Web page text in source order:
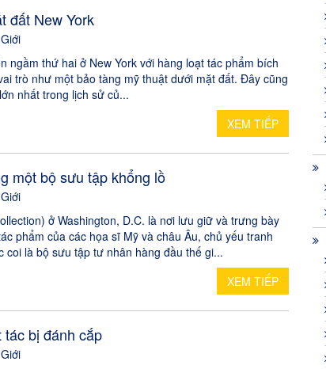
đất New York
ngầm thứ hai ở New York với hàng loạt tác phẩm bích
trò như một bảo tàng mỹ thuật dưới mặt đất. Đây cũng
nhất trong lịch sử củ...
XEM TIẾP
một bộ sưu tập khổng lồ
ở Washington, D.C. là nơi lưu giữ và trưng bày
phẩm của các họa sĩ Mỹ và châu Âu, chủ yếu tranh
là bộ sưu tập tư nhân hàng đầu thế gi...
XEM TIẾP
bị đánh cắp